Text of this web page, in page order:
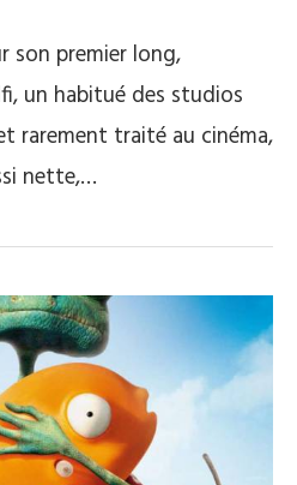
son premier long,
un habitué des studios
rarement traité au cinéma,
nette,…